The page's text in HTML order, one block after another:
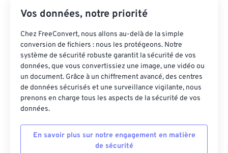
Vos données, notre priorité
Chez FreeConvert, nous allons au-delà de la simple
conversion de fichiers : nous les protégeons. Notre
système de sécurité robuste garantit la sécurité de vos
données, que vous convertissiez une image, une vidéo ou
un document. Grâce à un chiffrement avancé, des centres
de données sécurisés et une surveillance vigilante, nous
prenons en charge tous les aspects de la sécurité de vos
données.
En savoir plus sur notre engagement en matière
de sécurité